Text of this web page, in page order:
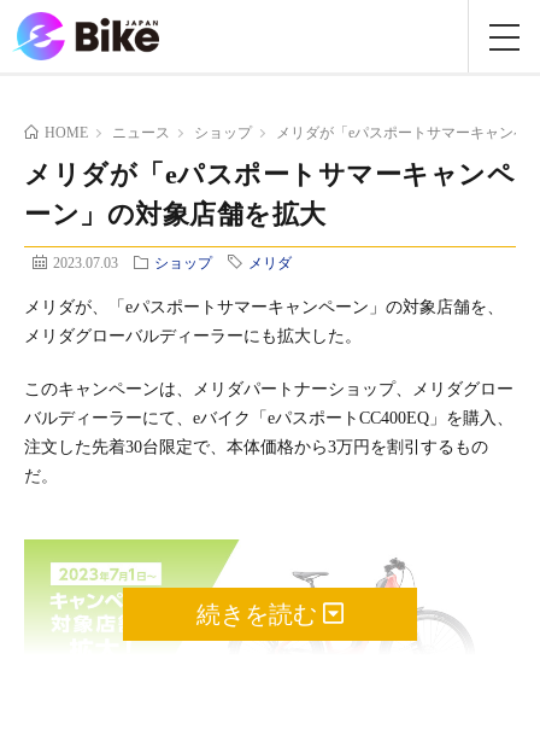
HOME ニュース ショップ メリダが「eパスポートサマーキャンペ
メリダが「eパスポートサマーキャンペ
ーン」の対象店舗を拡大
2023.07.03 ショップ メリダ
メリダが、「eパスポートサマーキャンペーン」の対象店舗を、
メリダグローバルディーラーにも拡大した。
このキャンペーンは、メリダパートナーショップ、メリダグロー
バルディーラーにて、eバイク「eパスポートCC400EQ」を購入、
注文した先着30台限定で、本体価格から3万円を割引するもの
だ。
続きを読む